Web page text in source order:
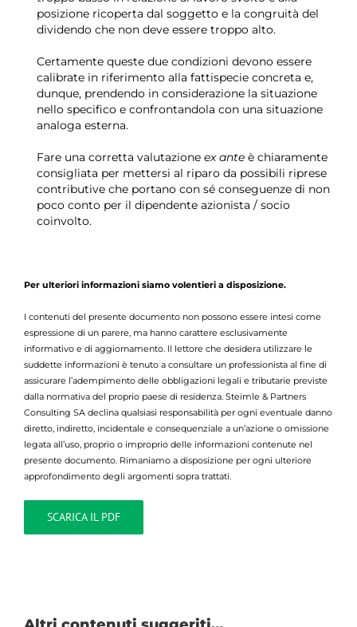
posizione ricoperta dal soggetto e la congruità del
dividendo che non deve essere troppo alto.
Certamente queste due condizioni devono essere
calibrate in riferimento alla fattispecie concreta e,
dunque, prendendo in considerazione la situazione
nello specifico e confrontandola con una situazione
analoga esterna.
Fare una corretta valutazione ex anteè chiaramente
consigliata per mettersi al riparo da possibili riprese
contributive che portano con sé conseguenze di non
poco conto per il dipendente azionista / socio
coinvolto.
Per ulteriori informazioni siamo volentieri a disposizione.
I contenuti del presente documento non possono essere intesi come
espressione di un parere, ma hanno carattere esclusivamente
informativo e di aggiornamento. Il lettore che desidera utilizzare le
suddette informazioni è tenuto a consultare un professionista al fine di
assicurare l’adempimento delle obbligazioni legali e tributarie previste
dalla normativa del proprio paese di residenza. Steimle & Partners
Consulting SA declina qualsiasi responsabilità per ogni eventuale danno
diretto, indiretto, incidentale e consequenziale a un’azione o omissione
legata all’uso, proprio o improprio delle informazioni contenute nel
presente documento. Rimaniamo a disposizione per ogni ulteriore
approfondimento degli argomenti sopra trattati.
SCARICA IL PDF